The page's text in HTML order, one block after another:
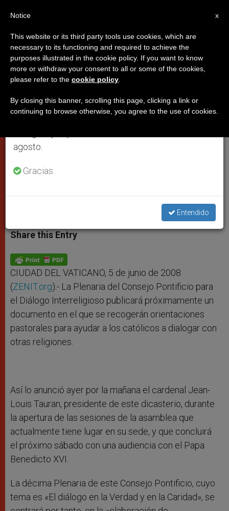
La Santa Sede publicará en
breve un documento sobre el
diálogo interreligioso
Anunció ayer el cardenal Jean-Louis
VATICANO
t
s
p
p
s
e
g
e
r
e
b
o
k
t r
Share this Entry
CIUDAD DEL VATICANO, 5 de junio de 2008
(ZENIT.org).- La Plenaria del Consejo Pontificio para
el Diálogo Interreligioso publicará próximamente un
documento en el que se recogerán orientaciones
pastorales para ayudar a los católicos a dialogar con
otras religiones.
Así lo anunció ayer por la mañana el cardenal Jean-
Louis Tauran, presidente de este dicasterio, durante
la apertura de las sesiones de la asamblea que
actualmente tiene lugar en su sede, y que concluirá
el próximo sábado con una audiencia con el Papa
Benedicto XVI.
La décima Plenaria de este Consejo Pontificio, cuyo
tema es «El diálogo en la Verdad y en la Caridad», se
×
Aviso importante
Del 27 de julio al 7 de agosto haremos la pausa
anual, aprovechando que en el periodo de verano
se generan menos informaciones y también el
agosto.
Gracias.
Entendido
x
Notice
This website or its third party tools use cookies, which are
necessary to its functioning and required to achieve the
purposes illustrated in the cookie policy. If you want to know
more or withdraw your consent to all or some of the cookies,
please refer to the cookie policy
By closing this banner, scrolling this page, clicking a link or
continuing to browse otherwise, you agree to the use of cookies.